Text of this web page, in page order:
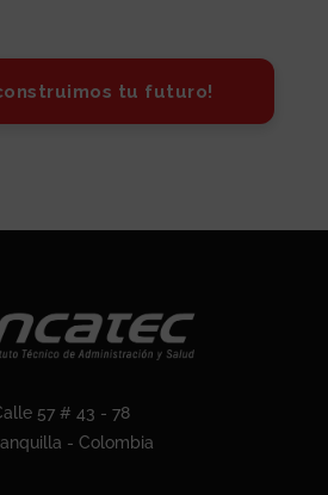
tu futuro!
57 # 43 - 78
- Colombia